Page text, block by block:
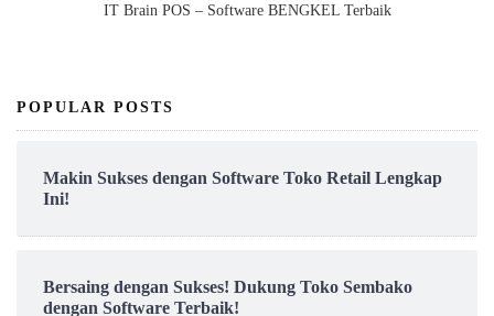
IT Brain POS – Software BENGKEL Terbaik
POPULAR POSTS
Makin Sukses dengan Software Toko Retail Lengkap
Ini!
Bersaing dengan Sukses! Dukung Toko Sembako
dengan Software Terbaik!